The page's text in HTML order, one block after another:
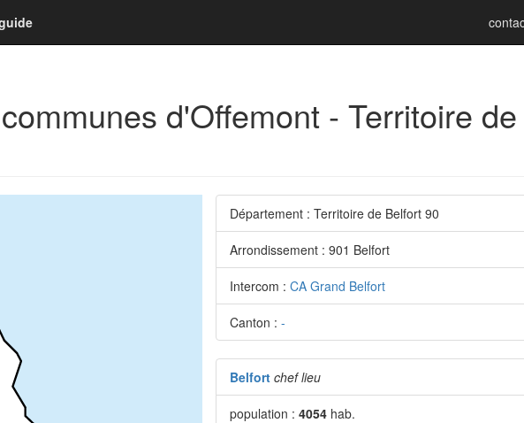
d'Offemont - Territoire
Département : Territoire de Belfort 90
Arrondissement : 901 Belfort
Intercom : CA Grand Belfort
Canton : -
Belfort chef lieu
population : 4054 hab.